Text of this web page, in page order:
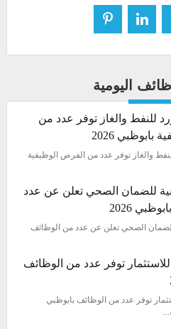
اليومية
للنفط والغاز توفر عدد من
بابوظبي 2026
والغاز توفر عدد من الفرص الوظيفية
للضمان الصحي تعلن عن عدد
2026
الصحي تعلن عن عدد من الوظائف
توفر عدد من الوظائف
توفر عدد من الوظائف بابوظبي